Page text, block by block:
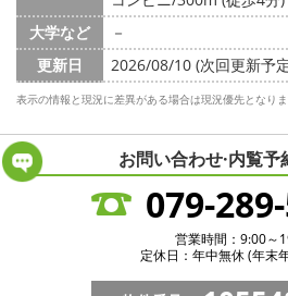
大学など
－
更新日
2026/08/10 (次回更新予
表示の情報と現況に差異がある場合は現況優先となりま
お問い合わせ·内覧予
079-
営業時間：9:00～
定休日：年中無休 (年末